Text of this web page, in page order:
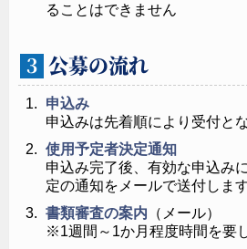
ることはできません
３ 公募の流れ
申込み
申込みは先着順により受付と
使用予定者決定通知
申込み完了後、有効な申込み
定の通知をメールで送付しま
書類審査の案内 （メール）
※1週間～1か月程度時間を要